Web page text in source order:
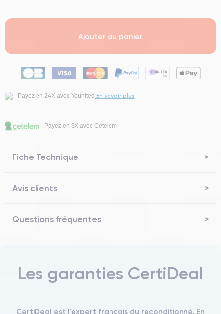
Ajouter au panier
Payez en 24X avec Younited En savoir plus
Payez en 3X avec Cetelem
Fiche Technique
Avis clients
Questions fréquentes
Les garanties CertiDeal
CertiDeal est l'expert français du reconditionné. En